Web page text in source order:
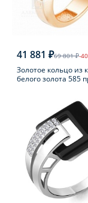
41 881 ₽69 801 ₽-
Золотое кольцо из
белого золота 585